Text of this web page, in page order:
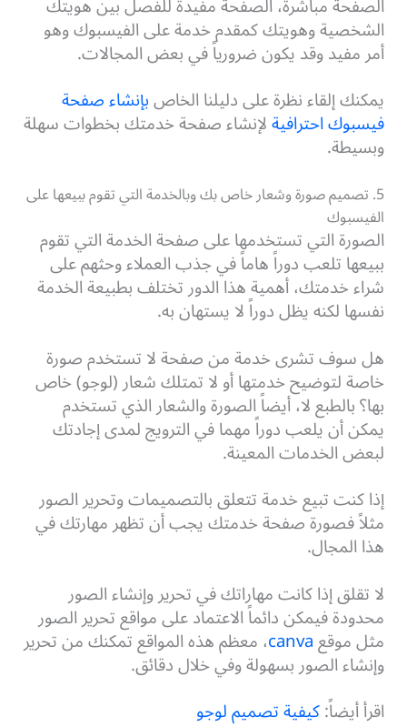
الشخصية وهويتك كمقدم خدمة على الفيسبوك وهو
أمر مفيد وقد يكون ضرورياً في بعض المجالات.
يمكنك إلقاء نظرة على دليلنا الخاصبإنشاء صفحة
فيسبوك احترافيةلإنشاء صفحة خدمتك بخطوات سهلة
وبسيطة.
5. تصميم صورة وشعار خاص بك وبالخدمة التي تقوم ببيعها على
الفيسبوك
الصورة التي تستخدمها على صفحة الخدمة التي تقوم
ببيعها تلعب دوراً هاماً في جذب العملاء وحثهم على
شراء خدمتك، أهمية هذا الدور تختلف بطبيعة الخدمة
نفسها لكنه يظل دوراً لا يستهان به.
هل سوف تشرى خدمة من صفحة لا تستخدم صورة
خاصة لتوضيح خدمتها أو لا تمتلك شعار (لوجو) خاص
بها؟ بالطبع لا، أيضاً الصورة والشعار الذي تستخدم
يمكن أن يلعب دوراً مهما في الترويج لمدى إجادتك
لبعض الخدمات المعينة.
إذا كنت تبيع خدمة تتعلق بالتصميمات وتحرير الصور
مثلاً فصورة صفحة خدمتك يجب أن تظهر مهارتك في
هذا المجال.
لا تقلق إذا كانت مهاراتك في تحرير وإنشاء الصور
محدودة فيمكن دائماً الاعتماد على مواقع تحرير الصور
مثل موقعcanva، معظم هذه المواقع تمكنك من تحرير
وإنشاء الصور بسهولة وفي خلال دقائق.
اقرأ أيضاً:كيفية تصميم لوجو